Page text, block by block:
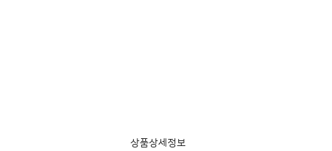
상품상세정보